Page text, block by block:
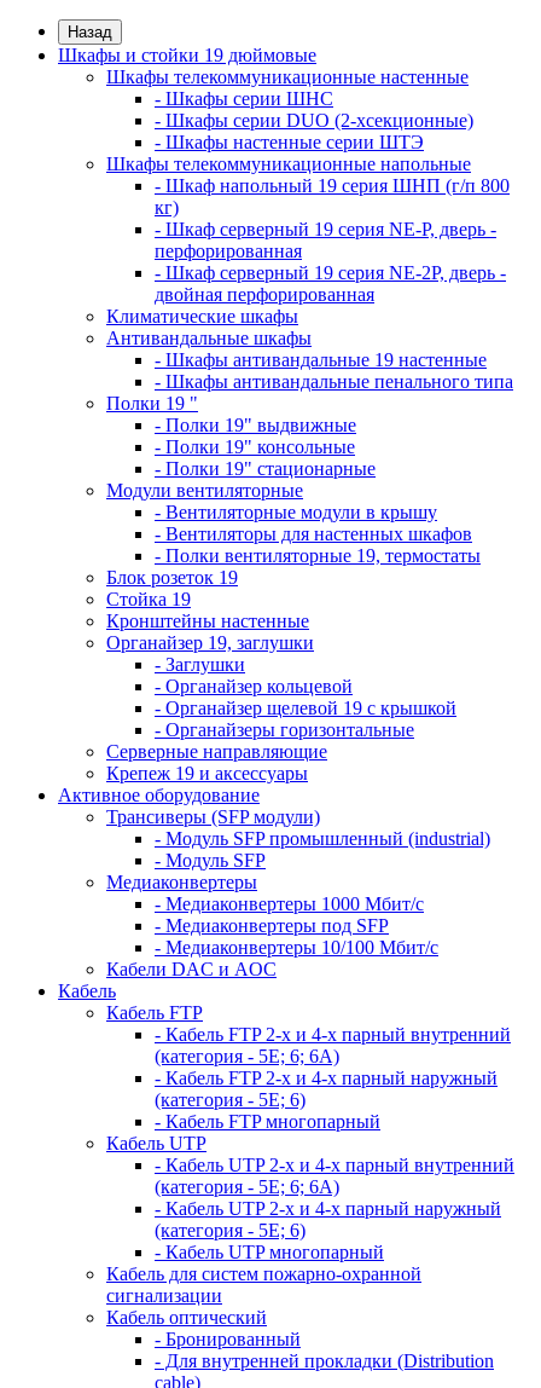
Назад
Шкафы и стойки 19 дюймовые
Шкафы телекоммуникационные настенные
- Шкафы серии ШНС
- Шкафы серии DUO (2-хсекционные)
- Шкафы настенные серии ШТЭ
Шкафы телекоммуникационные напольные
- Шкаф напольный 19 серия ШНП (г/п 800
кг)
- Шкаф серверный 19 серия NE-P, дверь -
перфорированная
- Шкаф серверный 19 серия NE-2P, дверь -
двойная перфорированная
Климатические шкафы
Антивандальные шкафы
- Шкафы антивандальные 19 настенные
- Шкафы антивандальные пенального типа
Полки 19 "
- Полки 19" выдвижные
- Полки 19" консольные
- Полки 19" стационарные
Модули вентиляторные
- Вентиляторные модули в крышу
- Вентиляторы для настенных шкафов
- Полки вентиляторные 19, термостаты
Блок розеток 19
Стойка 19
Кронштейны настенные
Органайзер 19, заглушки
- Заглушки
- Органайзер кольцевой
- Органайзер щелевой 19 с крышкой
- Органайзеры горизонтальные
Серверные направляющие
Крепеж 19 и аксессуары
Активное оборудование
Трансиверы (SFP модули)
- Модуль SFP промышленный (industrial)
- Модуль SFP
Медиаконвертеры
- Медиаконвертеры 1000 Мбит/с
- Медиаконвертеры под SFP
- Медиаконвертеры 10/100 Мбит/с
Кабели DAC и AOC
Кабель
Кабель FTP
- Кабель FTP 2-х и 4-х парный внутренний
(категория - 5Е; 6; 6А)
- Кабель FTP 2-х и 4-х парный наружный
(категория - 5Е; 6)
- Кабель FTP многопарный
Кабель UTP
- Кабель UTP 2-х и 4-х парный внутренний
(категория - 5Е; 6; 6А)
- Кабель UTP 2-х и 4-х парный наружный
(категория - 5Е; 6)
- Кабель UTP многопарный
Кабель для систем пожарно-охранной
сигнализации
Кабель оптический
- Бронированный
- Для внутренней прокладки (Distribution
cable)